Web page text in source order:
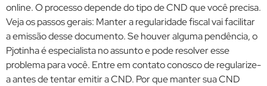
online. O processo depende do tipo de CND que você precisa.
Veja os passos gerais: Manter a regularidade fiscal vai facilitar
a emissão desse documento. Se houver alguma pendência, o
Pjotinha é especialista no assunto e pode resolver esse
problema para você. Entre em contato conosco de regularize-
a antes de tentar emitir a CND. Por que manter sua CND